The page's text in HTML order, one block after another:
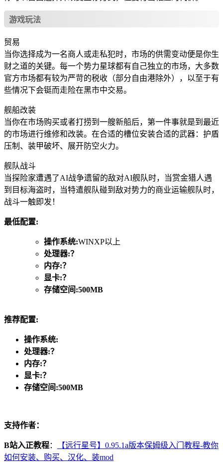
游戏玩法
贸易
当你选择成为一名商人或走私犯时，市场的供需变动便是你生
财之道的关键。每一个势力星球都有自己独立的市场，大多数
官方市场都有较为严苛的税收（部分自由港除外），以至于有
些情况下会铤而走险在黑市中交易。
舰船改装
当你在市场购买或者打捞到一艘新船后，第一件事就是到最近
的市场进行维修和改装。在合适的槽位安装合适的武器：护盾
压制、装甲破坏、展开防空火力。
舰队战斗
当探险家遭遇了AI战争遗留的敌对AI舰队时，当赏金猎人遇
到目标海盗时，当特遣舰队碰到敌对势力的商业运输舰队时，
战斗一触即发！
最低配置:
操作系统:WINXP以上
处理器:？
内存:？
显卡:？
存储空间:500MB
推荐配置:
操作系统:
处理器:？
内存:？
显卡:？
存储空间:500MB
支持作者：
B站入正教程：
【远行星号】0.95.1a版本保姆级入门教程-教你
如何安装、购买、汉化、装mod